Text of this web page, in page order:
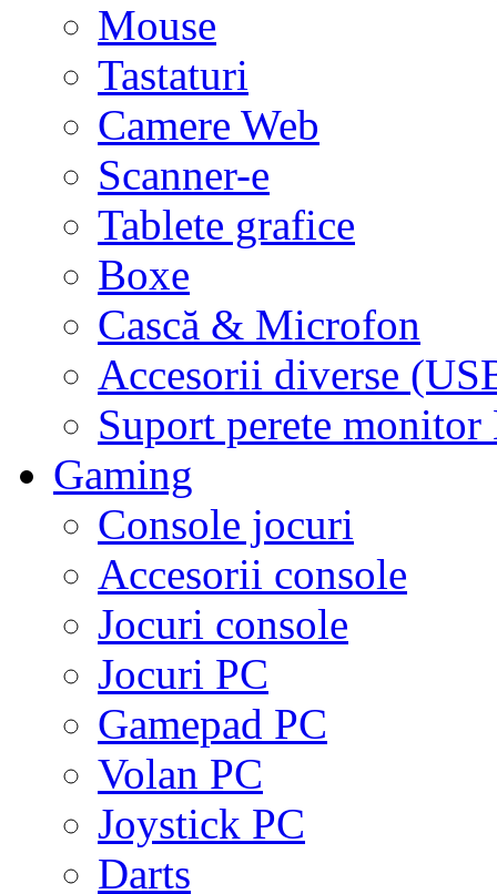
Mouse
Tastaturi
Camere Web
Scanner-e
Tablete grafice
Boxe
Cască & Microfon
Accesorii diverse
Suport perete
Gaming
Console jocuri
Accesorii console
Jocuri console
Jocuri PC
Gamepad PC
Volan PC
Joystick PC
Darts